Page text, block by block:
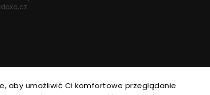
aby umożliwić Ci komfortowe przeglądanie
Copyright 2026EDAXO.cz . Všechna práva vyhrazena.